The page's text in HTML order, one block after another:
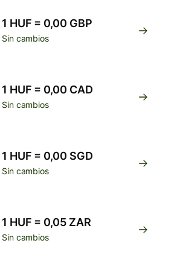
1 HUF = 0,00 GBP
Sin cambios
1 HUF = 0,00 CAD
Sin cambios
1 HUF = 0,00 SGD
Sin cambios
1 HUF = 0,05 ZAR
Sin cambios